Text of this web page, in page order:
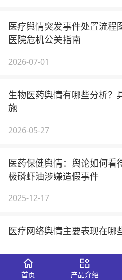
医疗舆情突发事件处置流程
医院危机公关指南
2026-07-01
生物医药舆情有哪些分析？
施
2026-05-27
医药保健舆情：舆论如何看
极磷虾油涉嫌造假事件
2025-12-17
医疗网络舆情主要表现在哪
2025-10-21
首页 产品介绍